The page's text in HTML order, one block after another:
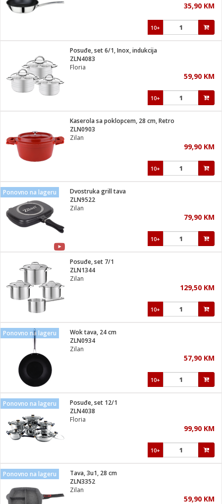
35,90 KM
10+
Posuđe, set 6/1, Inox, indukcija
ZLN4083
Floria
59,90 KM
10+
Kaserola sa poklopcem, 28 cm, Retro
ZLN0903
Zilan
99,90 KM
10+
Ponovno na lageru
Dvostruka grill tava
ZLN9522
Zilan
79,90 KM
10+
Posuđe, set 7/1
ZLN1344
Zilan
129,50 KM
10+
Ponovno na lageru
Wok tava, 24 cm
ZLN0934
Zilan
57,90 KM
10+
Ponovno na lageru
Posuđe, set 12/1
ZLN4038
Floria
99,90 KM
10+
Ponovno na lageru
Tava, 3u1, 28 cm
ZLN3352
Zilan
59,90 KM